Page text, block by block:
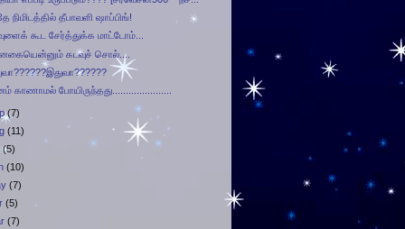
நிமிடத்தில் தீபாவளி ஷாப்பிங்!
கூட சேர்த்துக்க மாட்டோம்...
கடவுச் சொல்....
காணாமல் போயிருந்தது......................
(7)
(11)
(5)
(10)
(7)
(5)
(7)